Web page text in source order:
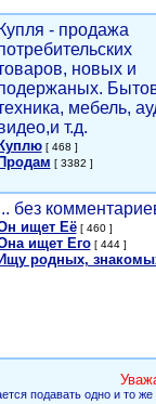
Купля - продажа
новых и
мебель,
т.д.
Куплю[ 468 ]
Продам [ 3382 ]
без
ищет Её[ 460 ]
ищет Его[ 444 ]
Ищу родных,
подавать одно и то